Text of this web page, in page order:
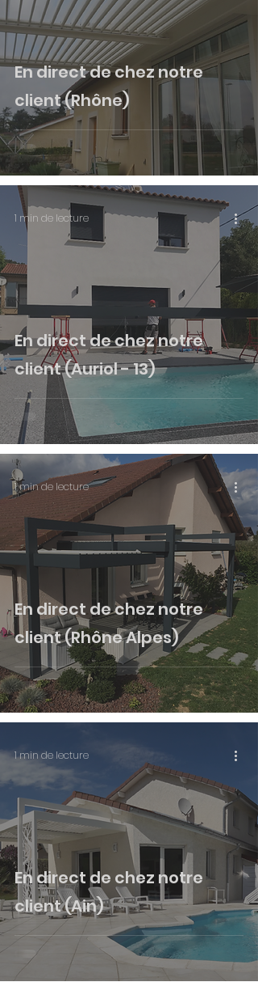
En direct de chez notre
client (Rhône)
En direct de chez notre
client (Auriol - 13)
1 min de lecture
En direct de chez notre
client (Rhône Alpes)
1 min de lecture
En direct de chez notre
client (Ain)
1 min de lecture